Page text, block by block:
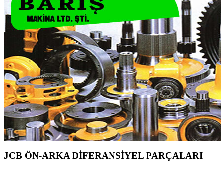
JCB ÖN-ARKA DİFERANSİYEL PARÇALARI